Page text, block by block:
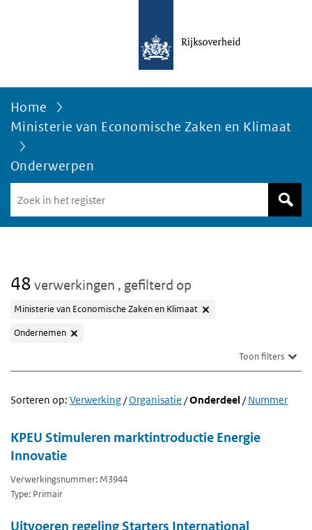
Home
Ministerie van Economische Zaken en Klimaat
Onderwerpen
in
het
48 verwerkingen , gefilterd op
Ministerie van Economische Zaken en Klimaat
Ondernemen
Toon filters
Sorteren op: Verwerking/Organisatie /Onderdeel /Nummer
KPEU Stimuleren marktintroductie Energie
Innovatie
Verwerkingsnummer: M3944
Type: Primair
Uitvoeren regeling Starters International